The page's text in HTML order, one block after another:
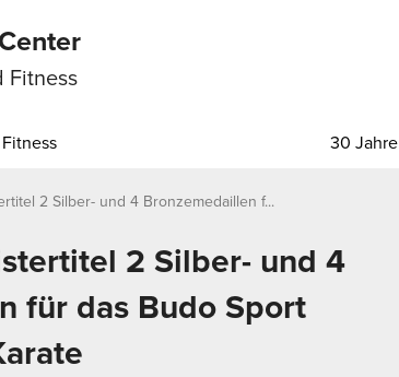
Fitness
Fitness 30 Jahre
2 Silber- und 4 Bronzemedaillen f...
2 Silber- und 4
für das Budo Sport